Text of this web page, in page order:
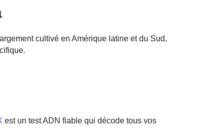
cultivé en Amérique latine et du Sud,
est un test ADN fiable qui décode tous vos